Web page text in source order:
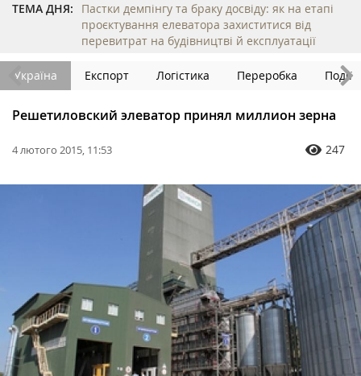
ТЕМА ДНЯ:
Пастки демпінгу та браку досвіду: як на етапі
проєктування елеватора захиститися від
перевитрат на будівництві й експлуатації
Україна Експорт Логістика Переробка Події
Решетиловский элеватор принял миллион зерна
4 лютого 2015, 11:53 247